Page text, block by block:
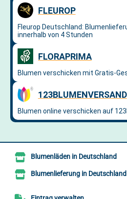
Blumenläden in Deutschland
Blumenlieferung in Deutschland